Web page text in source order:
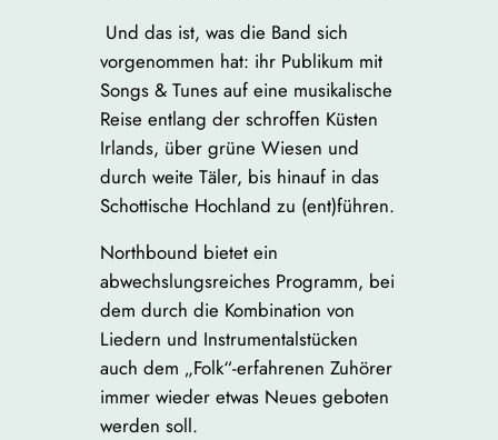
Und das ist, was die Band sich
vorgenommen hat: ihr Publikum mit
Songs & Tunes auf eine musikalische
Reise entlang der schroffen Küsten
Irlands, über grüne Wiesen und
durch weite Täler, bis hinauf in das
Schottische Hochland zu (ent)führen.
Northbound bietet ein
abwechslungsreiches Programm, bei
dem durch die Kombination von
Liedern und Instrumentalstücken
auch dem „Folk“-erfahrenen Zuhörer
immer wieder etwas Neues geboten
werden soll.